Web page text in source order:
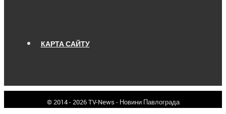
КАРТА САЙТУ
© 2014 - 2026 TV-News - Новини Павлограда